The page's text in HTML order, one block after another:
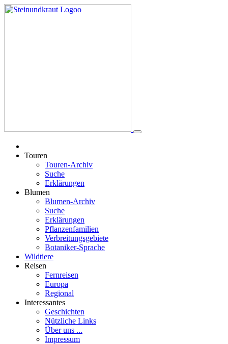
Touren
Touren-Archiv
Suche
Erklärungen
Blumen
Blumen-Archiv
Suche
Erklärungen
Pflanzenfamilien
Verbreitungsgebiete
Botaniker-Sprache
Wildtiere
Reisen
Fernreisen
Europa
Regional
Interessantes
Geschichten
Nützliche Links
Über uns ...
Impressum